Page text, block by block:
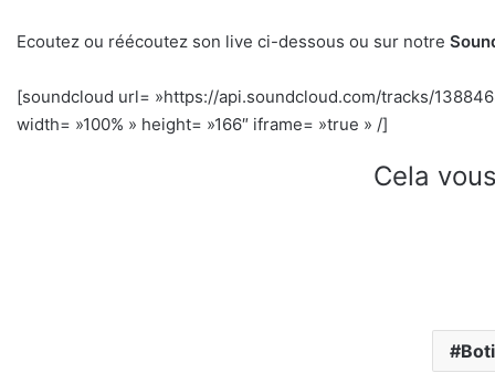
Ecoutez ou réécoutez son live ci-dessous ou sur notre
[soundcloud url= »https://api.soundcloud.com/tracks/
width= »100% » height= »166″ iframe= »true » /]
Cela